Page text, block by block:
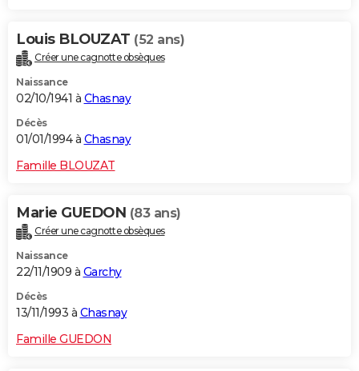
Louis BLOUZAT (52 ans)
Créer une cagnotte obsèques
Naissance
02/10/1941 à Chasnay
Décès
01/01/1994 à Chasnay
Famille BLOUZAT
Marie GUEDON (83 ans)
Créer une cagnotte obsèques
Naissance
22/11/1909 à Garchy
Décès
13/11/1993 à Chasnay
Famille GUEDON